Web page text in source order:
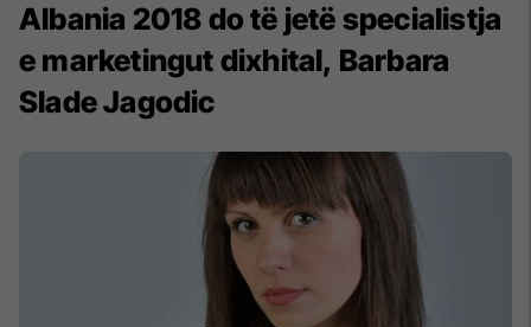
Albania 2018 do të jetë specialistja
e marketingut dixhital, Barbara
Slade Jagodic